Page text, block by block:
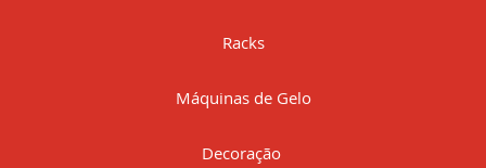
Racks
Máquinas de Gelo
Decoração